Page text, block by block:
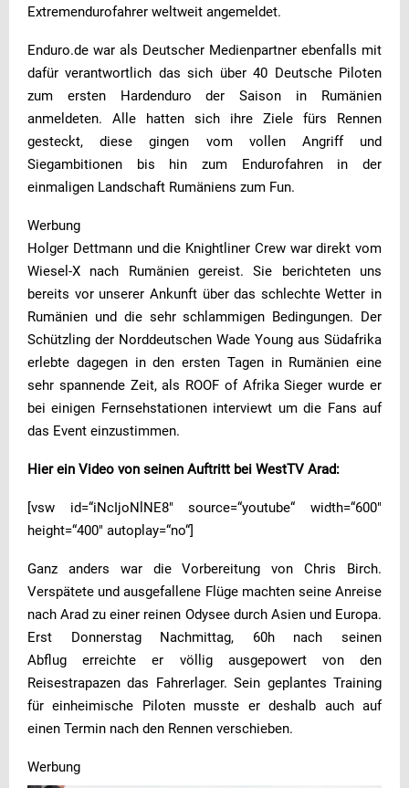
Extremendurofahrer weltweit angemeldet.
Enduro.de war als Deutscher Medienpartner ebenfalls mit
dafür verantwortlich das sich über 40 Deutsche Piloten
zum ersten Hardenduro der Saison in Rumänien
anmeldeten. Alle hatten sich ihre Ziele fürs Rennen
gesteckt, diese gingen vom vollen Angriff und
Siegambitionen bis hin zum Endurofahren in der
einmaligen Landschaft Rumäniens zum Fun.
Werbung
Holger Dettmann und die Knightliner Crew war direkt vom
Wiesel-X nach Rumänien gereist. Sie berichteten uns
bereits vor unserer Ankunft über das schlechte Wetter in
Rumänien und die sehr schlammigen Bedingungen. Der
Schützling der Norddeutschen Wade Young aus Südafrika
erlebte dagegen in den ersten Tagen in Rumänien eine
sehr spannende Zeit, als ROOF of Afrika Sieger wurde er
bei einigen Fernsehstationen interviewt um die Fans auf
das Event einzustimmen.
Hier ein Video von seinen Auftritt bei WestTV Arad:
[vsw id=“iNcIjoNlNE8″ source=“youtube“ width=“600″
height=“400″ autoplay=“no“]
Ganz anders war die Vorbereitung von Chris Birch.
Verspätete und ausgefallene Flüge machten seine Anreise
nach Arad zu einer reinen Odysee durch Asien und Europa.
Erst Donnerstag Nachmittag, 60h nach seinen
Abflug erreichte er völlig ausgepowert von den
Reisestrapazen das Fahrerlager. Sein geplantes Training
für einheimische Piloten musste er deshalb auch auf
einen Termin nach den Rennen verschieben.
Werbung